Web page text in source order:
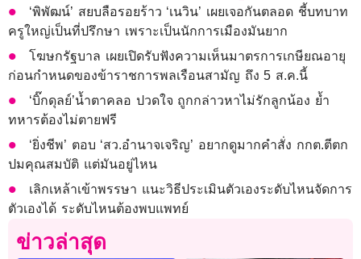
‘พิพัฒน์’ สยบลือรอยร้าว ‘เนวิน’ เผยเจอกันตลอด ชี้บทบาท
ครูใหญ่เป็นที่ปรึกษา เพราะเป็นนักการเมืองมันยาก
โฆษกรัฐบาล เผยเปิดรับฟังความเห็นมาตรการเกษียณอายุ
ก่อนกำหนดของข้าราชการพลเรือนสามัญ ถึง 5 ส.ค.นี้
‘บิ๊กดุลย์’น้ำตาคลอ ปวดใจ ถูกกล่าวหาไม่รักลูกน้อง ย้ำ
ทหารต้องไม่ตายฟรี
‘ยิ่งชีพ’ ตอบ ‘สว.อำนาจเจริญ’ อยากดูมากคำสั่ง กกต.ตีตก
ปมคุณสมบัติ แต่มันอยู่ไหน
เลิกเหล้าเข้าพรรษา แนะวิธีประเมินตัวเองระดับไหนจัดการ
ตัวเองได้ ระดับไหนต้องพบแพทย์
ข่าวล่าสุด